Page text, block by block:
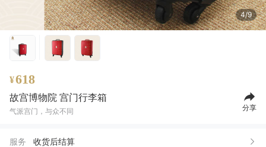
4/9
¥618
故宫博物院 宫门行李箱
气派宫门，与众不同 分享
服务 收货后结算